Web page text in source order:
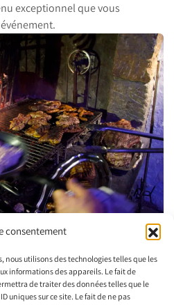
consentement
nous utilisons des technologies telles que les
informations des appareils. Le fait de
de traiter des données telles que le
uniques sur ce site. Le fait de ne pas
exceptionnel que vous